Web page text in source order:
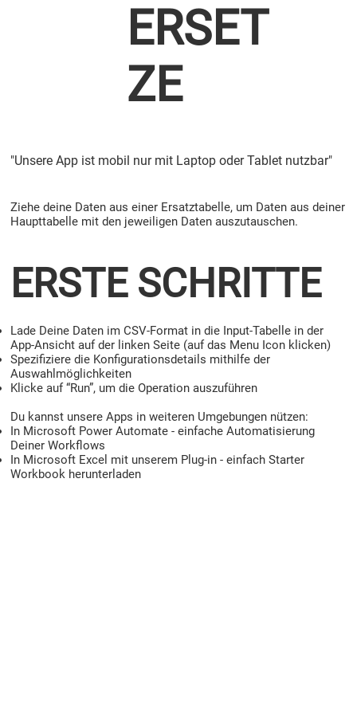
Ziehe deine Daten aus einer Ersatztabelle, um Daten aus deiner
Haupttabelle mit den jeweiligen Daten auszutauschen.
ERSTE SCHRITTE
Lade Deine Daten im CSV-Format in die Input-Tabelle in der
App-Ansicht auf der linken Seite (auf das Menu Icon klicken)
Spezifiziere die Konfigurationsdetails mithilfe der
Auswahlmöglichkeiten
Klicke auf “Run”, um die Operation auszuführen
Du kannst unsere Apps in weiteren Umgebungen nützen:
In Microsoft Power Automate - einfache Automatisierung
Deiner Workflows
In Microsoft Excel mit unserem Plug-in - einfach Starter
Workbook herunterladen
"Unsere App ist mobil nur mit Laptop oder Tablet nutzbar"
ERSET
ZE